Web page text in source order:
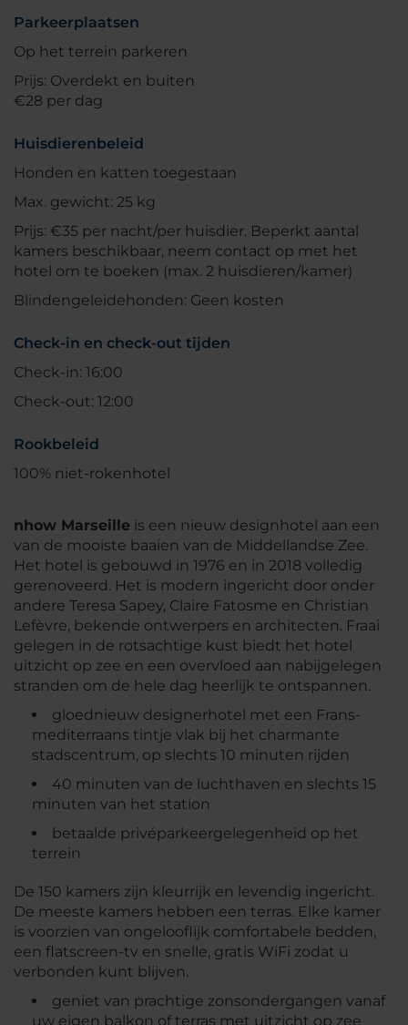
Parkeerplaatsen
Op het terrein parkeren
Prijs: Overdekt en buiten
€28 per dag
Huisdierenbeleid
Honden en katten toegestaan
Max. gewicht: 25 kg
Prijs: €35 per nacht/per huisdier. Beperkt aantal
kamers beschikbaar, neem contact op met het
hotel om te boeken (max. 2 huisdieren/kamer)
Blindengeleidehonden: Geen kosten
Check-in en check-out tijden
Check-in: 16:00
Check-out: 12:00
Rookbeleid
100% niet-rokenhotel
nhow Marseille is een nieuw designhotel aan een
van de mooiste baaien van de Middellandse Zee.
Het hotel is gebouwd in 1976 en in 2018 volledig
gerenoveerd. Het is modern ingericht door onder
andere Teresa Sapey, Claire Fatosme en Christian
Lefèvre, bekende ontwerpers en architecten. Fraai
gelegen in de rotsachtige kust biedt het hotel
uitzicht op zee en een overvloed aan nabijgelegen
stranden om de hele dag heerlijk te ontspannen.
gloednieuw designerhotel met een Frans-
mediterraans tintje vlak bij het charmante
stadscentrum, op slechts 10 minuten rijden
40 minuten van de luchthaven en slechts 15
minuten van het station
betaalde privéparkeergelegenheid op het
terrein
De 150 kamers zijn kleurrijk en levendig ingericht.
De meeste kamers hebben een terras. Elke kamer
is voorzien van ongelooflijk comfortabele bedden,
een flatscreen-tv en snelle, gratis WiFi zodat u
verbonden kunt blijven.
geniet van prachtige zonsondergangen vanaf
uw eigen balkon of terras met uitzicht op zee